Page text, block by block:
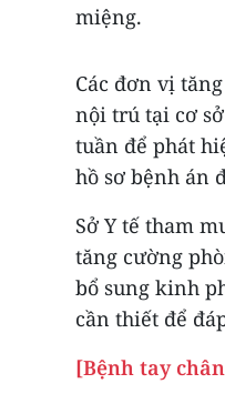
miệng.
Các đơn vị
nội trú tại cơ
tuần để phát
hồ sơ bệnh án
Sở Y tế tham
tăng cường
bổ sung kinh
cần thiết để
[Bệnh tay